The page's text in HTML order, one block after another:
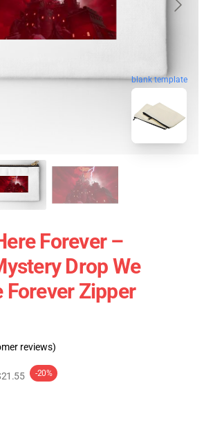
blank template
Forever –
Drop We
Forever Zipper
reviews)
-20%